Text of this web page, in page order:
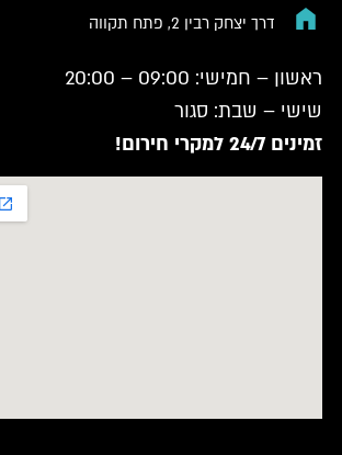
דרך יצחק רבין 2, פתח תקווה
ראשון – חמישי: 09:00 – 20:00
שישי – שבת: סגור
זמינים 24/7 למקרי חירום!